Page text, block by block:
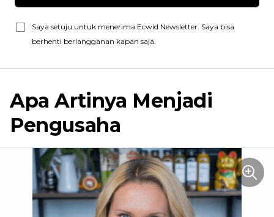
Saya setuju untuk menerima Ecwid Newsletter. Saya bisa
berhenti berlangganan kapan saja.
Apa Artinya Menjadi
Pengusaha